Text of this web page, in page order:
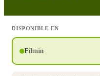
DISPONIBLE EN
Filmin